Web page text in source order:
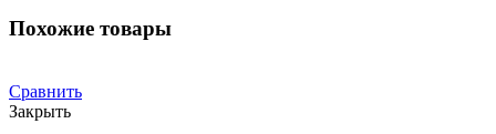
Похожие товары
Сравнить
Закрыть